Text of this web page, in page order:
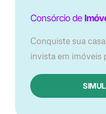
Consórcio de
Conquiste sua
invista em imóveis